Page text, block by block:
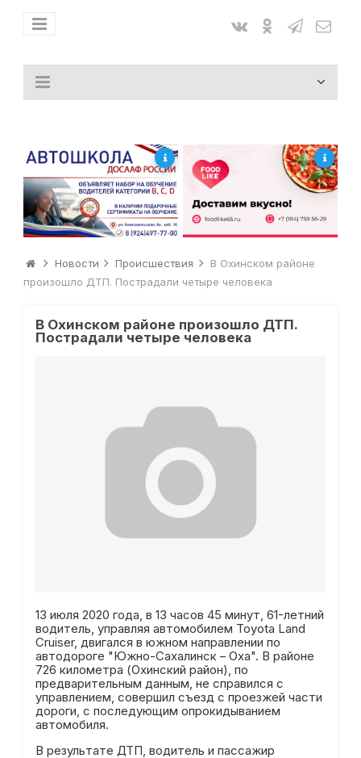
Новости Происшествия
В Охинском районе
произошло ДТП. Пострадали четыре человека
В Охинском районе произошло ДТП.
Пострадали четыре человека
13 июля 2020 года, в 13 часов 45 минут, 61-летний
водитель, управляя автомобилем Toyota Land
Cruiser, двигался в южном направлении по
автодороге "Южно-Сахалинск – Оха". В районе
726 километра (Охинский район), по
предварительным данным, не справился с
управлением, совершил съезд с проезжей части
дороги, с последующим опрокидыванием
автомобиля.
В результате ДТП, водитель и пассажир